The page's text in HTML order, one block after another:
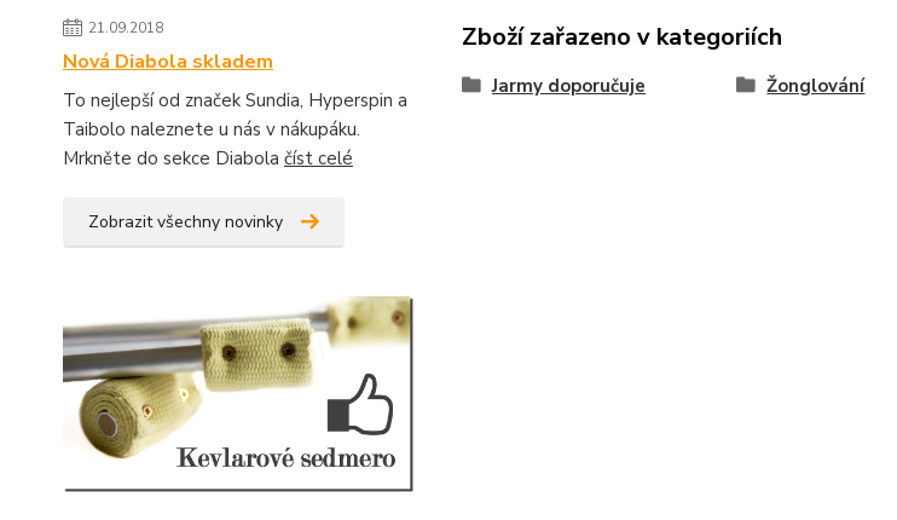
21.09.2018
Nová Diabola skladem
To nejlepší od značek Sundia, Hyperspin a
Taibolo naleznete u nás v nákupáku.
Mrkněte do sekce Diabola číst celé
Zobrazit všechny novinky
Zboží zařazeno v kategoriích
Jarmy doporučuje Žonglování